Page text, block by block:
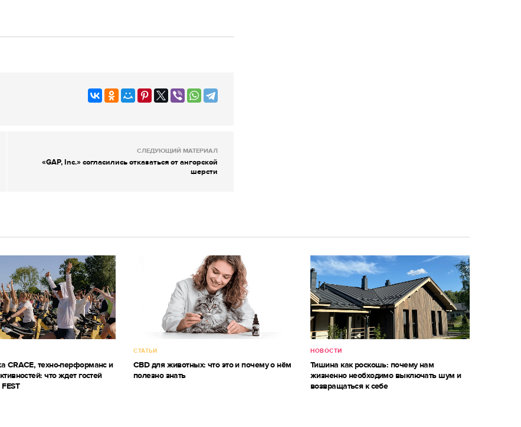
СЛЕДУЮЩИЙ МАТЕРИАЛ
«GAP, Inc.» согласились отказаться от ангорской
шерсти
CRACE, техно-перформанс и
что ждет гостей
СТАТЬИ
CBD для животных: что это и почему о нём
полезно знать
НОВОСТИ
Тишина как роскошь: почему нам
жизненно необходимо выключать шум и
возвращаться к себе